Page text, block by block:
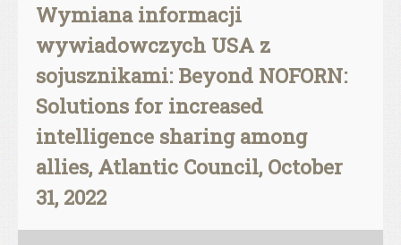
Wymiana informacji
wywiadowczych USA z
sojusznikami: Beyond NOFORN:
Solutions for increased
intelligence sharing among
allies, Atlantic Council, October
31, 2022